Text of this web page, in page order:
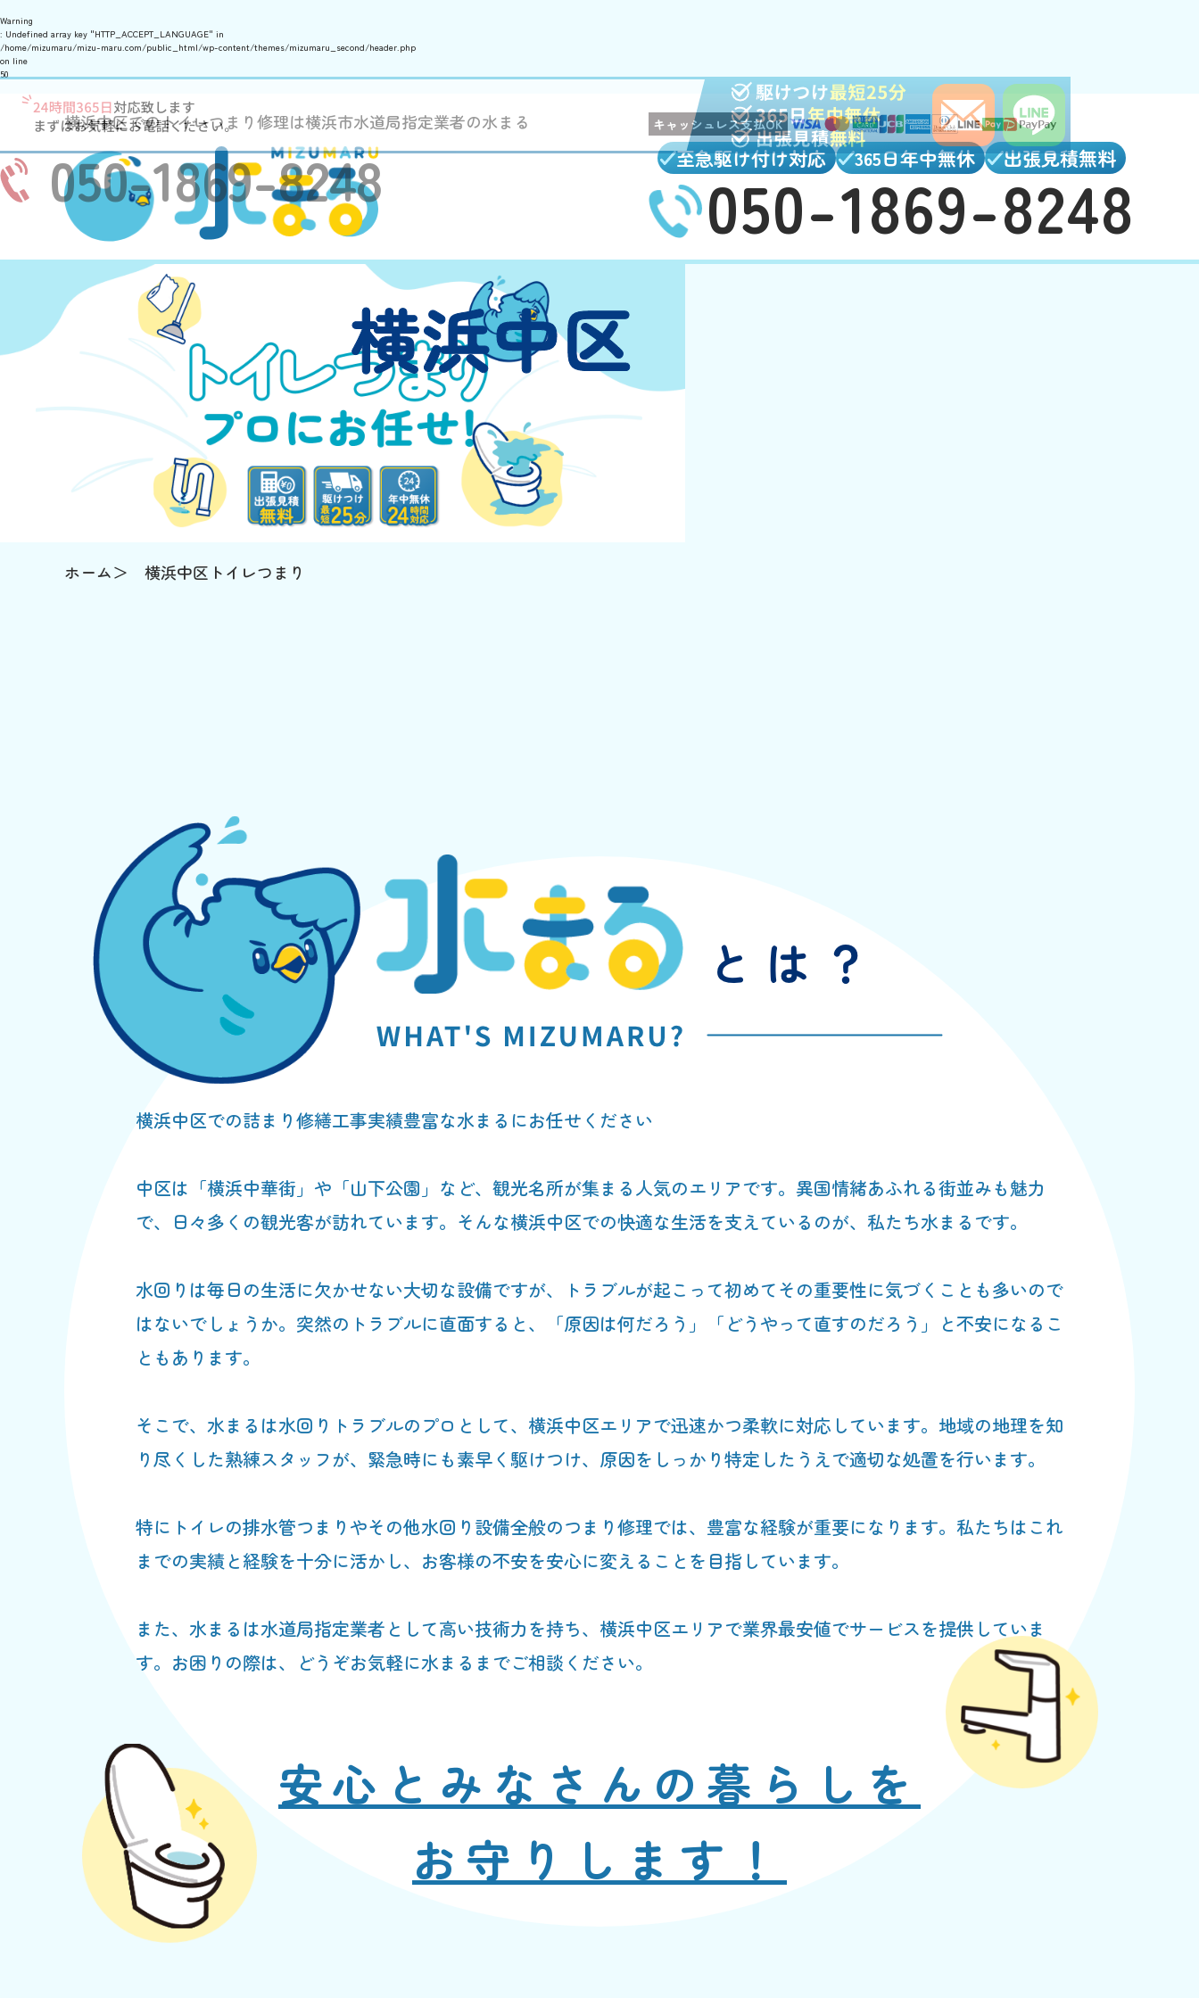
Warning
: Undefined array key "HTTP_ACCEPT_LANGUAGE" in
/home/mizumaru/mizu-maru.com/public_html/wp-content/themes/mizumaru_second/header.php
on line
50
横浜中区でのトイレつまり修理は横浜市水道局指定業者の水まる キャッシュレス支払OK
至急駆け付け対応 365日年中無休 出張見積無料
050-1869-8248
横浜中区
ホーム 横浜中区トイレつまり
横浜中区での詰まり修繕工事実績豊富な水まるにお任せください
中区は「横浜中華街」や「山下公園」など、観光名所が集まる人気のエリアです。異国情緒あふれる街並みも魅力
で、日々多くの観光客が訪れています。そんな横浜中区での快適な生活を支えているのが、私たち水まるです。
水回りは毎日の生活に欠かせない大切な設備ですが、トラブルが起こって初めてその重要性に気づくことも多いので
はないでしょうか。突然のトラブルに直面すると、「原因は何だろう」「どうやって直すのだろう」と不安になるこ
ともあります。
そこで、水まるは水回りトラブルのプロとして、横浜中区エリアで迅速かつ柔軟に対応しています。地域の地理を知
り尽くした熟練スタッフが、緊急時にも素早く駆けつけ、原因をしっかり特定したうえで適切な処置を行います。
特にトイレの排水管つまりやその他水回り設備全般のつまり修理では、豊富な経験が重要になります。私たちはこれ
までの実績と経験を十分に活かし、お客様の不安を安心に変えることを目指しています。
また、水まるは水道局指定業者として高い技術力を持ち、横浜中区エリアで業界最安値でサービスを提供していま
す。お困りの際は、どうぞお気軽に水まるまでご相談ください。
安心と みなさんの暮らしを
お守りします！
050-1869-8248